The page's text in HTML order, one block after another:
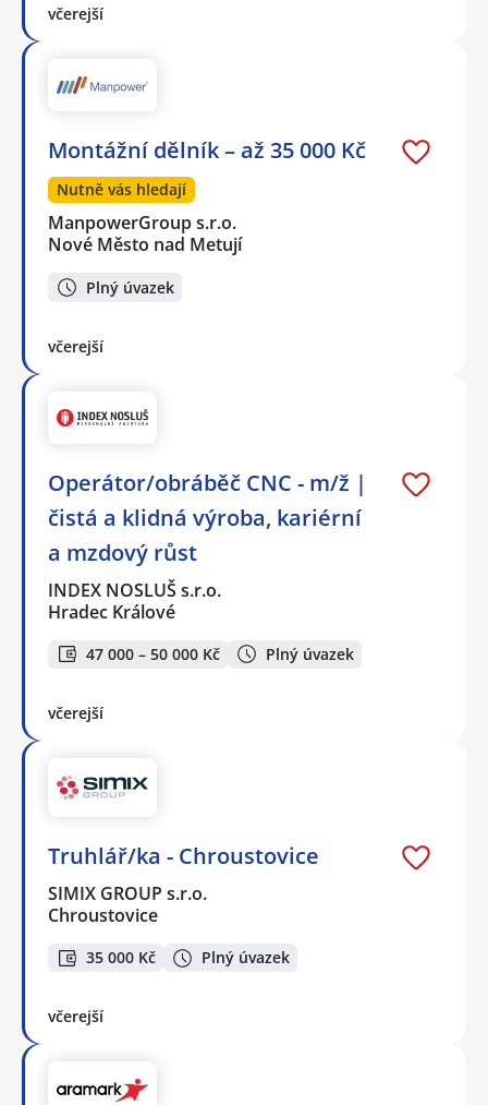
včerejší
Montážní dělník – až 35 000 Kč
Nutně vás hledají
ManpowerGroup s.r.o.
Nové Město nad Metují
Plný úvazek
včerejší
Operátor/obráběč CNC - m/ž |
čistá a klidná výroba, kariérní
a mzdový růst
INDEX NOSLUŠ s.r.o.
Hradec Králové
47 000 – 50 000 Kč Plný úvazek
včerejší
Truhlář/ka - Chroustovice
SIMIX GROUP s.r.o.
Chroustovice
35 000 Kč Plný úvazek
včerejší